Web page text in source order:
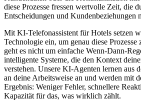
diese Prozesse fressen wertvolle Zeit, die
Entscheidungen und Kundenbeziehungen
Mit KI-Telefonassistent für Hotels setzen
Technologie ein, um genau diese Prozesse
geht es nicht um einfache Wenn-Dann-
intelligente Systeme, die den Kontext
verstehen. Unsere KI-Agenten lernen aus
an deine Arbeitsweise an und werden mit
Ergebnis: Weniger Fehler, schnellere
Kapazität für das, was wirklich zählt.